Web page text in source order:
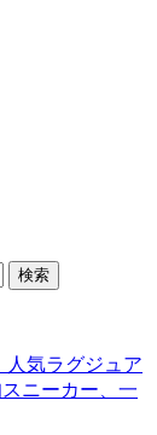
検索
人気ラグジュア
ニーカー、一